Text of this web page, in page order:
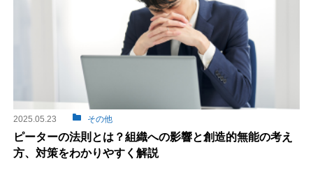
よくある質問
資料請求(無料)
2025.05.23 その他
ピーターの法則とは？組織への影響と創造的無能の考え
方、対策をわかりやすく解説